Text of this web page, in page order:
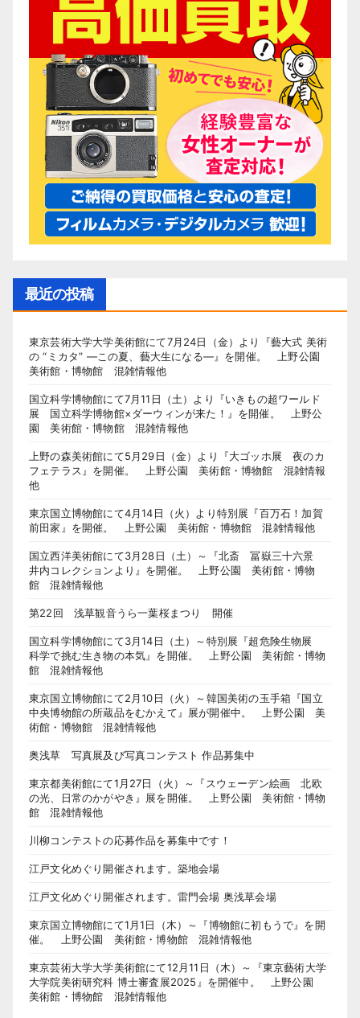
最近の投稿
東京芸術大学大学美術館にて7月24日（金）より『藝大式 美術
の “ミカタ” ―この夏、藝大生になる―』を開催。 上野公園
美術館・博物館 混雑情報他
国立科学博物館にて7月11日（土）より『いきもの超ワールド
展 国立科学博物館×ダーウィンが来た！』を開催。 上野公
園 美術館・博物館 混雑情報他
上野の森美術館にて5月29日（金）より『大ゴッホ展 夜のカ
フェテラス』を開催。 上野公園 美術館・博物館 混雑情報
他
東京国立博物館にて4月14日（火）より特別展『百万石！加賀
前田家』を開催。 上野公園 美術館・博物館 混雑情報他
国立西洋美術館にて3月28日（土）～『北斎 冨嶽三十六景
井内コレクションより』を開催。 上野公園 美術館・博物
館 混雑情報他
第22回 浅草観音うら一葉桜まつり 開催
国立科学博物館にて3月14日（土）～特別展『超危険生物展
科学で挑む生き物の本気』を開催。 上野公園 美術館・博物
館 混雑情報他
東京国立博物館にて2月10日（火）～韓国美術の玉手箱『国立
中央博物館の所蔵品をむかえて』展が開催中。 上野公園 美
術館・博物館 混雑情報他
奥浅草 写真展及び写真コンテスト 作品募集中
東京都美術館にて1月27日（火）～『スウェーデン絵画 北欧
の光、日常のかがやき』展を開催。 上野公園 美術館・博物
館 混雑情報他
川柳コンテストの応募作品を募集中です！
江戸文化めぐり開催されます。築地会場
江戸文化めぐり開催されます。雷門会場 奥浅草会場
東京国立博物館にて1月1日（木）～『博物館に初もうで』を開
催。 上野公園 美術館・博物館 混雑情報他
東京芸術大学大学美術館にて12月11日（木）～『東京藝術大学
大学院美術研究科 博士審査展2025』を開催中。 上野公園
美術館・博物館 混雑情報他